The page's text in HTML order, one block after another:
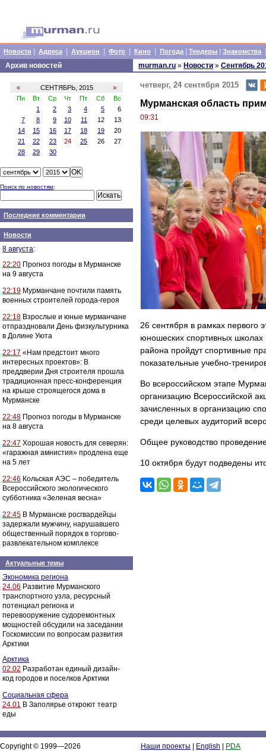
Новости Адреса Аукцион Фото Кино Погода Тендеры Знакомства
Архив новостей
« СЕНТЯБРЬ, 2015
»
Пн
Вт Ср Чт Пт Сб
Вс
1
2 3 4 5
6
7
8 9 10 11 12
13
14
15 16 17 18 19
20
21
22 23 24 25 26
27
28
29 30
Поиск по новостям:
Последние комментарии
Новости
8 августа:
22:20 Прогноз погоды в Мурманске
на 9 августа
22:19 Мурманчане почтили память
военных строителей города-героя
22:18 Взрослые и юные мурманчане
отпраздновали День физкультурника
в Долине Уюта
22:17 «Нам предстоит много
интересных проектов»: В
преддверии Дня строителя прошла
традиционная пресс-конференция
на крыше строящегося дома в
Мурманске
22:48 Прогноз погоды в Мурманске
на 8 августа
22:47 Хорошая новость для северян:
«гаражная амнистия» продлена еще
на 5 лет
22:46 Кольская АЭС – победитель
Всероссийского экологического
субботника «Зеленая весна»
22:45 В Мурманске росгвардейцы
задержали мужчину, нарушавшего
общественный порядок в торгово-
развлекательном комплексе
Актуальные темы
Экономика региона
24.06 Развитие Мурманского
транспортного узла, ресурсный
потенциал региона и
перевооружение судоремонтных
мощностей обсудили на заседании
Госкомиссии по вопросам развития
Арктики
Арктика
02.02 Разработан единый дизайн-
код городов и поселков Арктики
Социальная сфера
24.01 В Заполярье откроют театр
еды
murman.ru » Новости » Сентябрь
четверг, 24 сентября 2015
Мурманская область
09:31
26 сентября в рамках первого
юношеских спортивных школах
района пройдут спортивные
показательные учебно-
Во всероссийском этапе
организацию Всероссийской
зачисленных в организацию
среди целевых аудиторий
Общее руководство
10 октября будут подведены
Copyright © 1999—2026
Наши проекты English
PDA